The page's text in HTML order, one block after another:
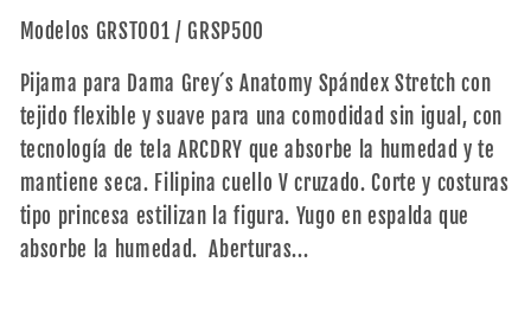
DAMA
DAMA
Modelos GRST001 / GRSP500
Pijama para Dama Grey´s Anatomy Spándex Stretch con
tejido flexible y suave para una comodidad sin igual, con
tecnología de tela ARCDRY que absorbe la humedad y te
mantiene seca. Filipina cuello V cruzado. Corte y costuras
tipo princesa estilizan la figura. Yugo en espalda que
absorbe la humedad. Aberturas...